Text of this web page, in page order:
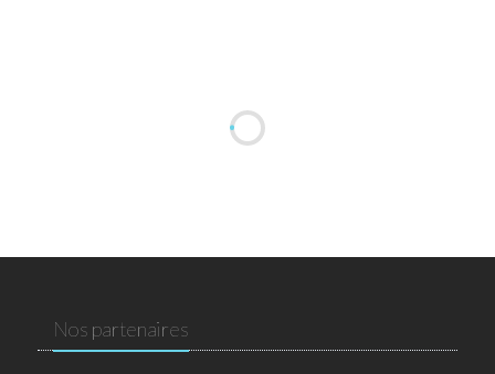
Nos partenaires